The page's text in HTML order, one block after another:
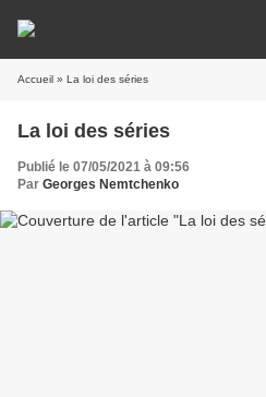
Accueil » La loi des séries
La loi des séries
Publié le 07/05/2021 à 09:56
Par Georges Nemtchenko